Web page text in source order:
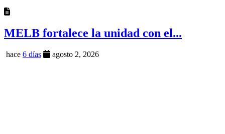
MELB fortalece la unidad con el...
hace 6 días agosto 2, 2026